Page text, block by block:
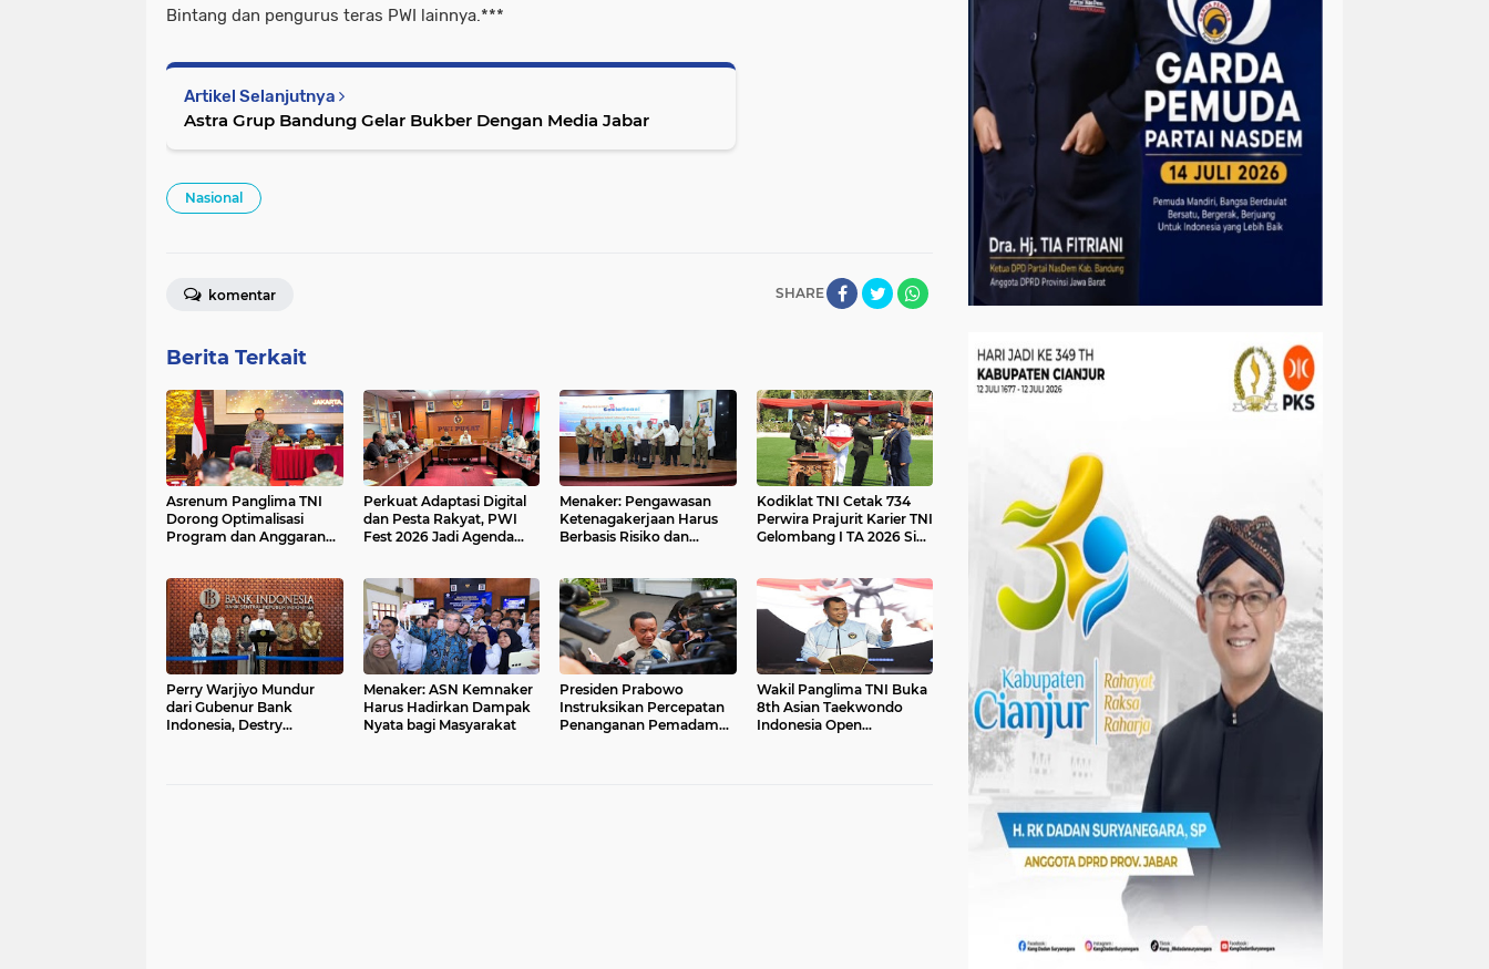
Bintang dan pengurus teras PWI lainnya.***
Artikel Selanjutnya
Astra Grup Bandung Gelar Bukber Dengan Media Jabar
Nasional
SHARE
komentar
Berita Terkait
Asrenum Panglima TNI
Dorong Optimalisasi
Program dan Anggaran
Perkuat Adaptasi Digital
dan Pesta Rakyat, PWI
Fest 2026 Jadi Agenda
Menaker: Pengawasan
Ketenagakerjaan Harus
Berbasis Risiko dan
Kodiklat TNI Cetak 734
Perwira Prajurit Karier TNI
Gelombang I TA 2026 Siap
Perry Warjiyo Mundur
dari Gubenur Bank
Indonesia, Destry
Menaker: ASN Kemnaker
Harus Hadirkan Dampak
Nyata bagi Masyarakat
Presiden Prabowo
Instruksikan Percepatan
Penanganan Pemadaman
Wakil Panglima TNI Buka
8th Asian Taekwondo
Indonesia Open